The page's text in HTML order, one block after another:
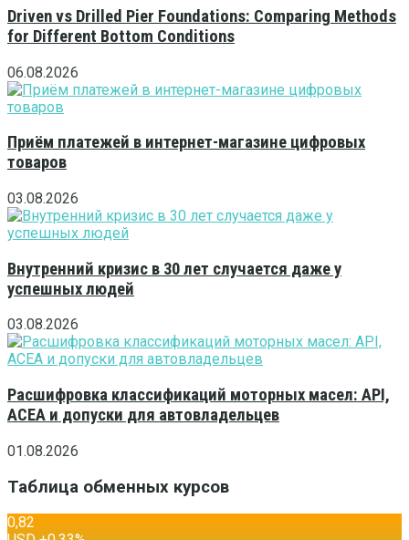
Driven vs Drilled Pier Foundations: Comparing Methods
for Different Bottom Conditions
06.08.2026
Приём платежей в интернет-магазине цифровых
товаров
03.08.2026
Внутренний кризис в 30 лет случается даже у
успешных людей
03.08.2026
Расшифровка классификаций моторных масел: API,
ACEA и допуски для автовладельцев
01.08.2026
Таблица обменных курсов
0,82